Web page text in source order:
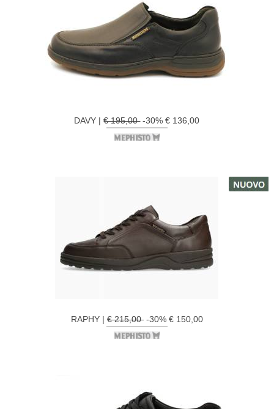
DAVY |€ 195,00-30% € 136,00
RAPHY | € 215,00-30% € 150,00